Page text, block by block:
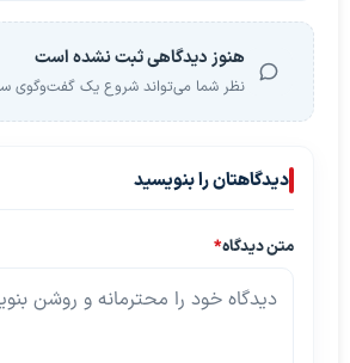
هنوز دیدگاهی ثبت نشده است
نظر شما می‌تواند شروع یک گفت‌وگوی
دیدگاهتان را بنویسید
متن دیدگاه*